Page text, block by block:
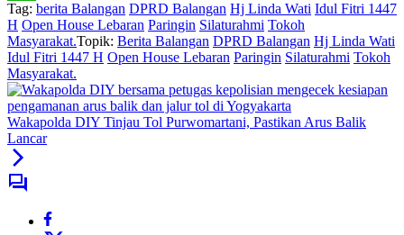
WhatsApp
Tag: berita Balangan DPRD Balangan Hj Linda Wati Idul Fitri 1447
H Open House Lebaran Paringin Silaturahmi Tokoh
Masyarakat.Topik: Berita Balangan DPRD Balangan Hj Linda Wati
Idul Fitri 1447 H Open House Lebaran Paringin Silaturahmi Tokoh
Masyarakat.
Wakapolda DIY Tinjau Tol Purwomartani, Pastikan Arus Balik
Lancar